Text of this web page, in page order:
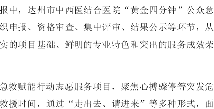
中，达州市中西医结合医院“黄金四分钟”公众急
申报、资格审查、集中评审、结果公示等环节，从
的项目基础、鲜明的专业特色和突出的服务成效荣
赋能行动志愿服务项目，聚焦心搏骤停等突发危
援时间，通过“走出去、请进来”等多种形式，面